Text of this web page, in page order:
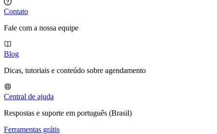
Contato
Fale com a nossa equipe
Blog
Dicas, tutoriais e conteúdo sobre agendamento
Central de ajuda
Respostas e suporte em português (Brasil)
Ferramentas grátis